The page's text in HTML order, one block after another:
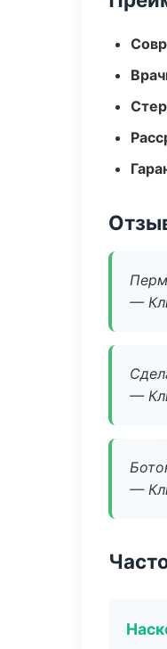
—
—
—